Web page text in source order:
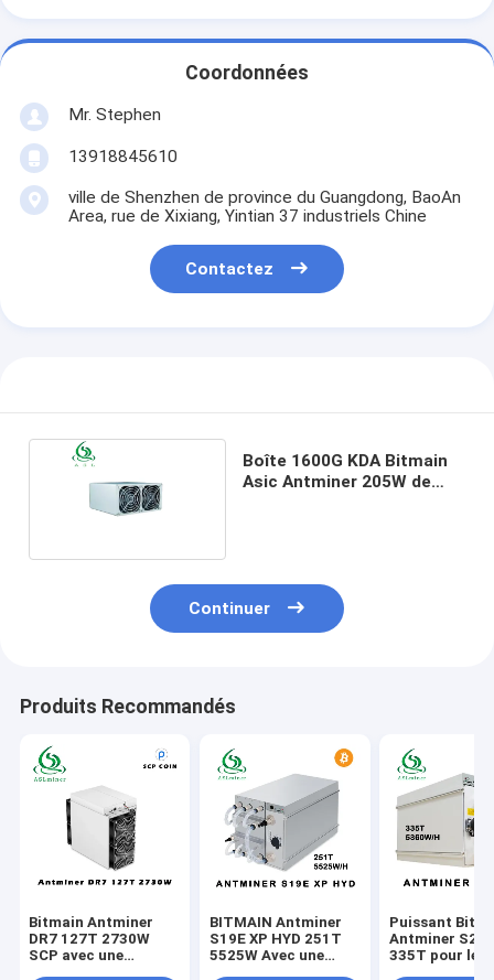
Coordonnées
Mr. Stephen
13918845610
ville de Shenzhen de province du Guangdong, BaoAn
Area, rue de Xixiang, Yintian 37 industriels Chine
Contactez
Boîte 1600G KDA Bitmain
Asic Antminer 205W de
Continuer
Produits Recommandés
Bitmain Antminer
DR7 127T 2730W
SCP avec une
BITMAIN Antminer
S19E XP HYD 251T
5525W Avec une
Puissant
Antminer S21
335T pour le